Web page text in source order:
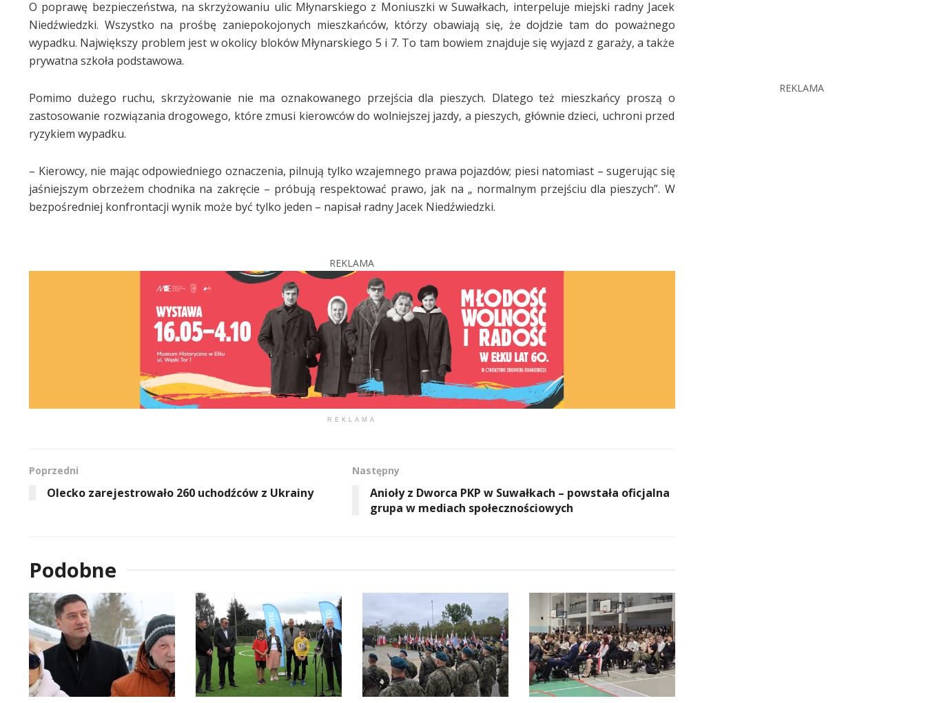
O poprawę bezpieczeństwa, na skrzyżowaniu ulic Młynarskiego z Moniuszki w Suwałkach, interpeluje miejski radny Jacek
Niedźwiedzki. Wszystko na prośbę zaniepokojonych mieszkańców, którzy obawiają się, że dojdzie tam do poważnego
wypadku. Największy problem jest w okolicy bloków Młynarskiego 5 i 7. To tam bowiem znajduje się wyjazd z garaży, a także
prywatna szkoła podstawowa.
Pomimo dużego ruchu, skrzyżowanie nie ma oznakowanego przejścia dla pieszych. Dlatego też mieszkańcy proszą o
zastosowanie rozwiązania drogowego, które zmusi kierowców do wolniejszej jazdy, a pieszych, głównie dzieci, uchroni przed
ryzykiem wypadku.
– Kierowcy, nie mając odpowiedniego oznaczenia, pilnują tylko wzajemnego prawa pojazdów; piesi natomiast – sugerując się
jaśniejszym obrzeżem chodnika na zakręcie – próbują respektować prawo, jak na „ normalnym przejściu dla pieszych”. W
bezpośredniej konfrontacji wynik może być tylko jeden – napisał radny Jacek Niedźwiedzki.
REKLAMA
REKLAMA
Poprzedni
Olecko zarejestrowało 260 uchodźców z Ukrainy
Następny
Anioły z Dworca PKP w Suwałkach – powstała oficjalna
grupa w mediach społecznościowych
Podobne
REKLAMA